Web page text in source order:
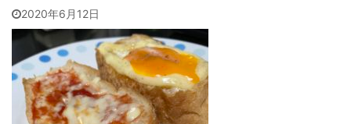
2020年6月12日